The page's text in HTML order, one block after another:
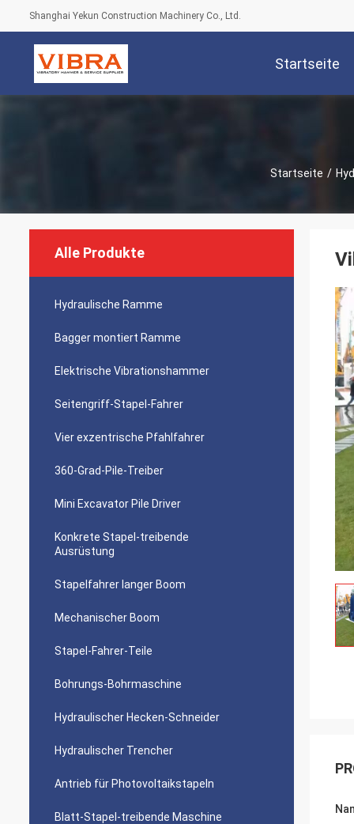
Shanghai Yekun Construction Machinery Co., Ltd.
Startseite
Startseite /
Alle Produkte
Hydraulische Ramme
Bagger montiert Ramme
Elektrische Vibrationshammer
Seitengriff-Stapel-Fahrer
Vier exzentrische Pfahlfahrer
360-Grad-Pile-Treiber
Mini Excavator Pile Driver
Konkrete Stapel-treibende
Ausrüstung
Stapelfahrer langer Boom
Mechanischer Boom
Stapel-Fahrer-Teile
Bohrungs-Bohrmaschine
Hydraulischer Hecken-Schneider
Hydraulischer Trencher
Antrieb für Photovoltaikstapeln
Blatt-Stapel-treibende Maschine